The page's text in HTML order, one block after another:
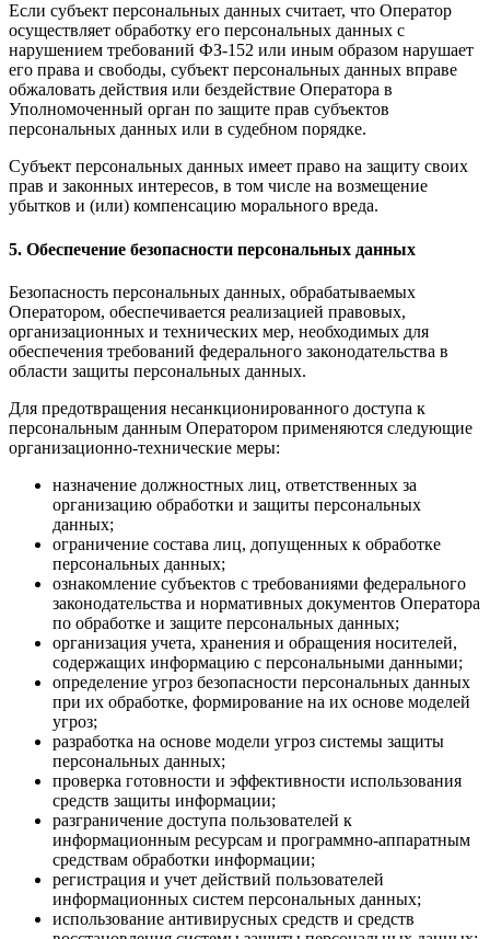
Если субъект персональных данных считает, что Оператор
осуществляет обработку его персональных данных с
нарушением требований ФЗ-152 или иным образом нарушает
его права и свободы, субъект персональных данных вправе
обжаловать действия или бездействие Оператора в
Уполномоченный орган по защите прав субъектов
персональных данных или в судебном порядке.
Субъект персональных данных имеет право на защиту своих
прав и законных интересов, в том числе на возмещение
убытков и (или) компенсацию морального вреда.
5. Обеспечение безопасности персональных данных
Безопасность персональных данных, обрабатываемых
Оператором, обеспечивается реализацией правовых,
организационных и технических мер, необходимых для
обеспечения требований федерального законодательства в
области защиты персональных данных.
Для предотвращения несанкционированного доступа к
персональным данным Оператором применяются следующие
организационно-технические меры:
назначение должностных лиц, ответственных за
организацию обработки и защиты персональных
данных;
ограничение состава лиц, допущенных к обработке
персональных данных;
ознакомление субъектов с требованиями федерального
законодательства и нормативных документов Оператора
по обработке и защите персональных данных;
организация учета, хранения и обращения носителей,
содержащих информацию с персональными данными;
определение угроз безопасности персональных данных
при их обработке, формирование на их основе моделей
угроз;
разработка на основе модели угроз системы защиты
персональных данных;
проверка готовности и эффективности использования
средств защиты информации;
разграничение доступа пользователей к
информационным ресурсам и программно-аппаратным
средствам обработки информации;
регистрация и учет действий пользователей
информационных систем персональных данных;
использование антивирусных средств и средств